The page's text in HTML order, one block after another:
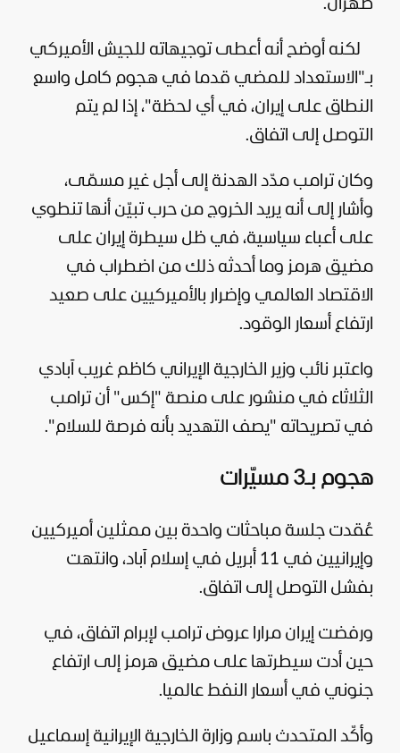
طهران.
لكنه أوضح أنه أعطى توجيهاته للجيش الأميركي
بـ"الاستعداد للمضي قدما في هجوم كامل واسع
النطاق على إيران، في أي لحظة"، إذا لم يتم
التوصل إلى اتفاق.
وكان ترامب مدّد الهدنة إلى أجل غير مسمّى،
وأشار إلى أنه يريد الخروج من حرب تبيّن أنها تنطوي
على أعباء سياسية، في ظل سيطرة إيران على
مضيق هرمز وما أحدثه ذلك من اضطراب في
الاقتصاد العالمي وإضرار بالأميركيين على صعيد
ارتفاع أسعار الوقود.
واعتبر نائب وزير الخارجية الإيراني كاظم غريب آبادي
الثلاثاء في منشور على منصة "إكس" أن ترامب
في تصريحاته "يصف التهديد بأنه فرصة للسلام".
هجوم بـ3 مسيّرات
عُقدت جلسة مباحثات واحدة بين ممثلين أميركيين
وإيرانيين في 11 أبريل في إسلام آباد، وانتهت
بفشل التوصل إلى اتفاق.
ورفضت إيران مرارا عروض ترامب لإبرام اتفاق، في
حين أدت سيطرتها على مضيق هرمز إلى ارتفاع
جنوني في أسعار النفط عالميا.
وأكّد المتحدث باسم وزارة الخارجية الإيرانية إسماعيل